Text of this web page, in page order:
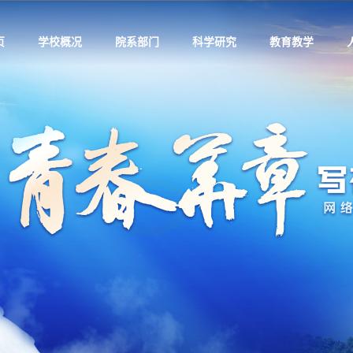
学校概况 院系部门 科学研究 教育教学